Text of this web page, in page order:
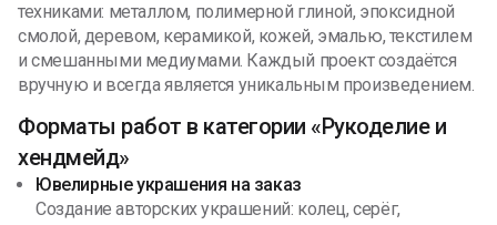
техниками: металлом, полимерной глиной, эпоксидной
смолой, деревом, керамикой, кожей, эмалью, текстилем
и смешанными медиумами. Каждый проект создаётся
вручную и всегда является уникальным произведением.
Форматы работ в категории «Рукоделие и
хендмейд»
Ювелирные украшения на заказ
Создание авторских украшений: колец, серёг,